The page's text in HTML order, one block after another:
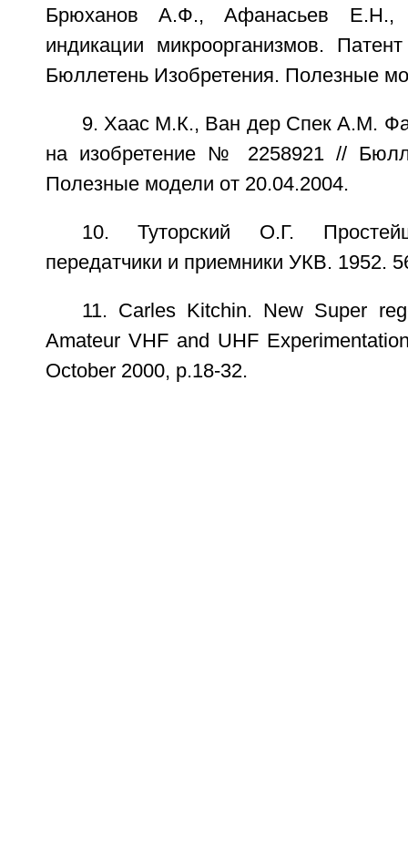
Брюханов А.Ф., Афанасьев
индикации микроорганизмов.
Бюллетень Изобретения. Полезные
9. Хаас М.К., Ван дер Спек A.M.
на изобретение № 2258921 //
Полезные модели от 20.04.2004.
10. Туторский О.Г.
передатчики и приемники УКВ. 1952.
11. Carles Kitchin. New Super
Amateur VHF and UHF
October 2000, p.18-32.